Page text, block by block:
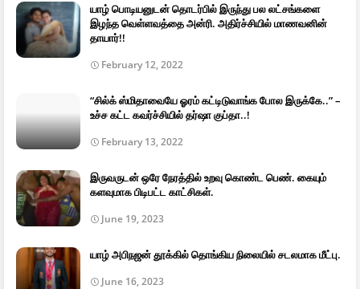
யாழ் பொடியனுடன் தொடர்பில் இருந்து பல லட்சங்களை
இழந்த வெள்ளவத்தை அன்ரி. அதிர்ச்சியில் மாணவனின்
தாயார்!!
February 12, 2022
“சில்க் ஸ்மிதாவையே ஓரம் கட்டிடுவாங்க போல இருக்கே..” –
உச்ச கட்ட கவர்ச்சியில் தர்ஷா குப்தா..!
February 13, 2022
இருவருடன் ஒரே நேரத்தில் உறவு கொண்ட பெண். கையும்
களவுமாக பிடிபட்ட காட்சிகள்.
June 19, 2023
யாழ் அபிநஜன் தூக்கில் தொங்கிய நிலையில் சடலமாக மீட்பு.
June 16, 2023